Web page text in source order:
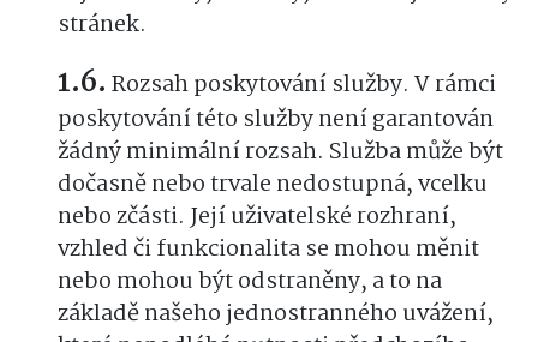
stránek.
Rozsah poskytování služby. V rámci
poskytování této služby není garantován
žádný minimální rozsah. Služba může být
dočasně nebo trvale nedostupná, vcelku
nebo zčásti. Její uživatelské rozhraní,
vzhled či funkcionalita se mohou měnit
nebo mohou být odstraněny, a to na
základě našeho jednostranného uvážení,